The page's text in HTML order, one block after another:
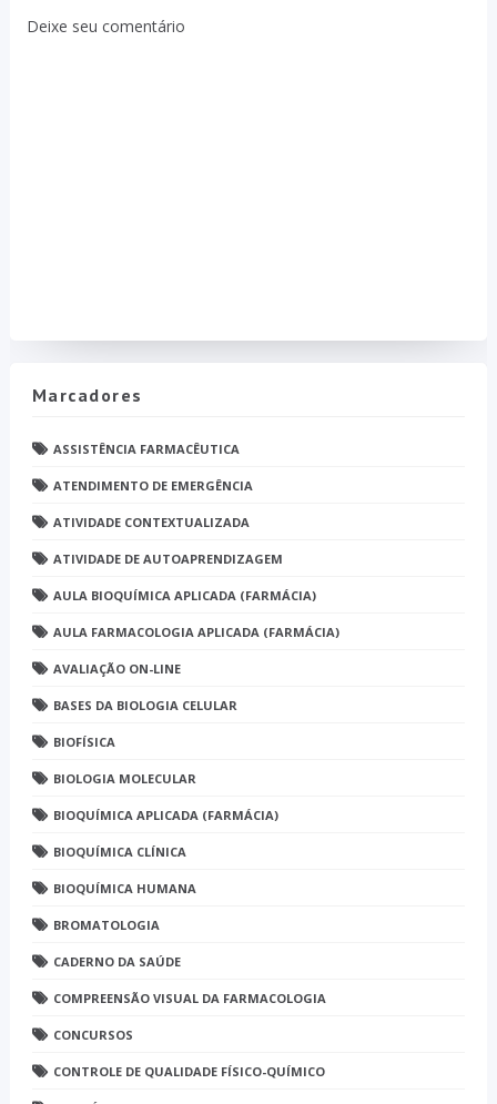
Deixe seu comentário
Marcadores
ASSISTÊNCIA FARMACÊUTICA
ATENDIMENTO DE EMERGÊNCIA
ATIVIDADE CONTEXTUALIZADA
ATIVIDADE DE AUTOAPRENDIZAGEM
AULA BIOQUÍMICA APLICADA (FARMÁCIA)
AULA FARMACOLOGIA APLICADA (FARMÁCIA)
AVALIAÇÃO ON-LINE
BASES DA BIOLOGIA CELULAR
BIOFÍSICA
BIOLOGIA MOLECULAR
BIOQUÍMICA APLICADA (FARMÁCIA)
BIOQUÍMICA CLÍNICA
BIOQUÍMICA HUMANA
BROMATOLOGIA
CADERNO DA SAÚDE
COMPREENSÃO VISUAL DA FARMACOLOGIA
CONCURSOS
CONTROLE DE QUALIDADE FÍSICO-QUÍMICO